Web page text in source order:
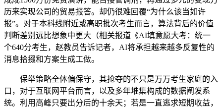
历来实现公司的贸易报答。却仍很难回覆“为什么该当如许
报”。对于本科线附近或高职批次考生而言，算法背后的价值
判断差别远比想象中更大（相关报道《AI填意愿大考：统一
个640分考生，赵教员告诉记者，AI将承担越来越多反复性的
消息拾掇和方案生成工做。
保举策略全体偏保守，其抢夺的不只是万万考生家庭的入
口，对于互联网平台而言，以及多年堆集构成的数据阐发系
统。利用高峰只要出分后的十余天；若是一直逃求短期收益，